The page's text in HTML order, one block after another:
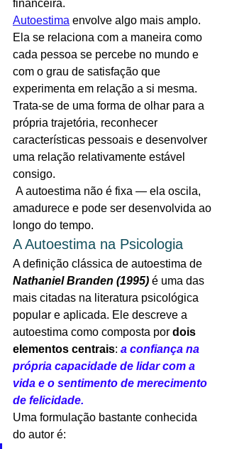
financeira.
Autoestima envolve algo mais amplo.
Ela se relaciona com a maneira como
cada pessoa se percebe no mundo e
com o grau de satisfação que
experimenta em relação a si mesma.
Trata-se de uma forma de olhar para a
própria trajetória, reconhecer
características pessoais e desenvolver
uma relação relativamente estável
consigo.
A autoestima não é fixa — ela oscila,
amadurece e pode ser desenvolvida ao
longo do tempo.
A Autoestima na Psicologia
A definição clássica de autoestima de
Nathaniel Branden (1995) é uma das
mais citadas na literatura psicológica
popular e aplicada. Ele descreve a
autoestima como composta por dois
elementos centrais: a confiança na
própria capacidade de lidar com a
vida e o sentimento de merecimento
de felicidade.
Uma formulação bastante conhecida
do autor é: